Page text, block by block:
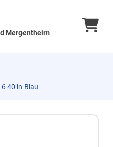
Mergentheim
40 in Blau